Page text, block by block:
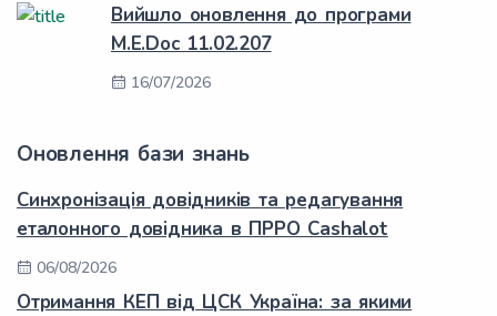
Вийшло оновлення до програми
M.E.Doc 11.02.207
16/07/2026
Оновлення бази знань
Синхронізація довідників та редагування
еталонного довідника в ПРРО Cashalot
06/08/2026
Отримання КЕП від ЦСК Україна: за якими